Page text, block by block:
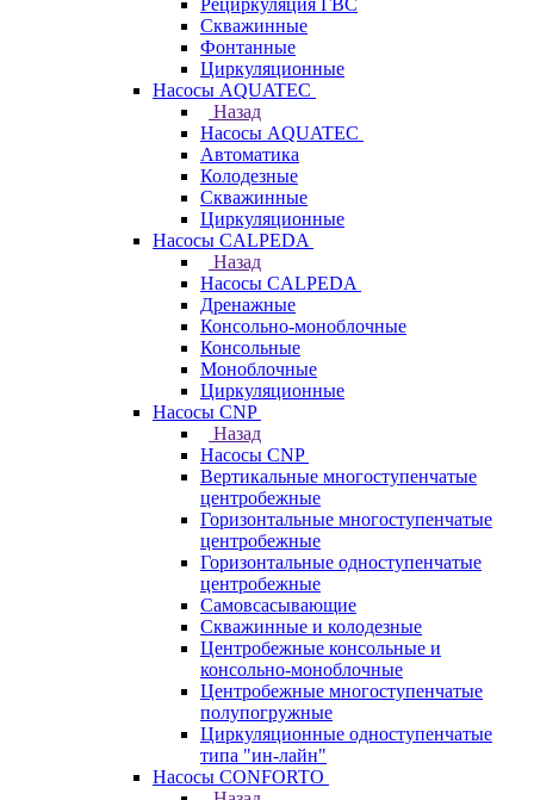
Рециркуляция ГВС
Скважинные
Фонтанные
Циркуляционные
Насосы AQUATEC
Назад
Насосы AQUATEC
Автоматика
Колодезные
Скважинные
Циркуляционные
Насосы CALPEDA
Назад
Насосы CALPEDA
Дренажные
Консольно-моноблочные
Консольные
Моноблочные
Циркуляционные
Насосы CNP
Назад
Насосы CNP
Вертикальные многоступенчатые
центробежные
Горизонтальные многоступенчатые
центробежные
Горизонтальные одноступенчатые
центробежные
Самовсасывающие
Скважинные и колодезные
Центробежные консольные и
консольно-моноблочные
Центробежные многоступенчатые
полупогружные
Циркуляционные одноступенчатые
типа "ин-лайн"
Насосы CONFORTO